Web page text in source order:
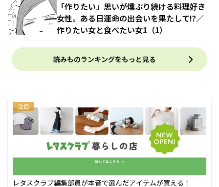
「作りたい」思いが燻ぶり続ける料理好き
女性。ある日運命の出会いを果たして!?／
作りたい女と食べたい女1（1）
読みものランキングをもっと見る
注目
レタスクラブ編集部員が本音で選んだアイテムが買える！